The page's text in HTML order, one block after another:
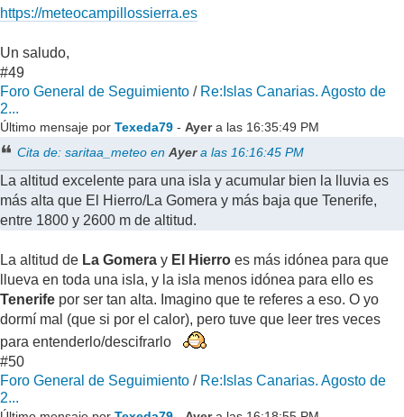
https://meteocampillossierra.es
Un saludo,
#49
Foro General de Seguimiento / Re:Islas Canarias. Agosto de
2...
Último mensaje por Texeda79 - Ayera las 16:35:49 PM
Cita de: saritaa_meteo enAyera las 16:16:45 PM
La altitud excelente para una isla y acumular bien la lluvia es
más alta que El Hierro/La Gomera y más baja que Tenerife,
entre 1800 y 2600 m de altitud.
La altitud de La Gomera y El Hierro es más idónea para que
llueva en toda una isla, y la isla menos idónea para ello es
Tenerife por ser tan alta. Imagino que te referes a eso. O yo
dormí mal (que si por el calor), pero tuve que leer tres veces
para entenderlo/descifrarlo
#50
Foro General de Seguimiento / Re:Islas Canarias. Agosto de
2...